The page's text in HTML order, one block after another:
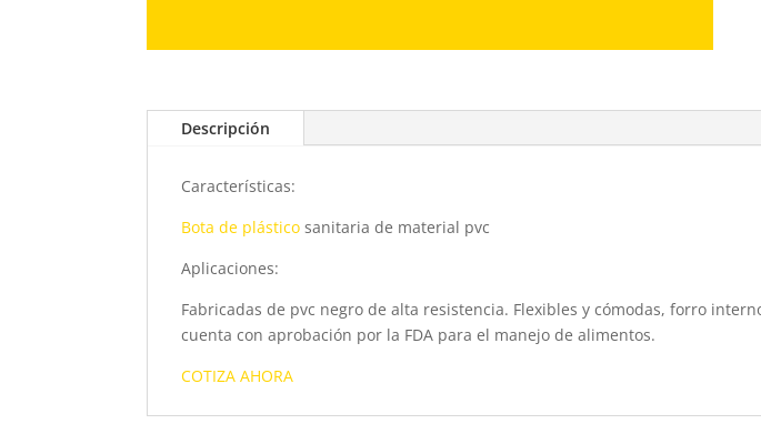
Descripción
Características:
Bota de plástico sanitaria de material pvc
Aplicaciones:
Fabricadas de pvc negro de alta resistencia. Flexibles y cómodas, forro
cuenta con aprobación por la FDA para el manejo de alimentos.
COTIZA AHORA